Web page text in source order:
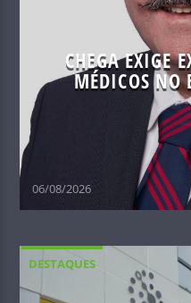
CHEGA EXIGE
MÉDICOS NO
06/08/2026
DESTAQUES